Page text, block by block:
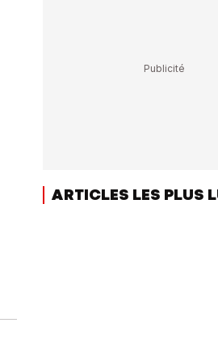
ARTICLES LES PLUS